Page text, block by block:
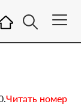
Читать номер